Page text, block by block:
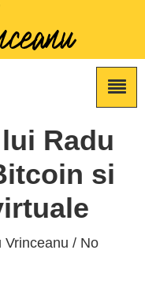
Radu
si
Vrinceanu / No